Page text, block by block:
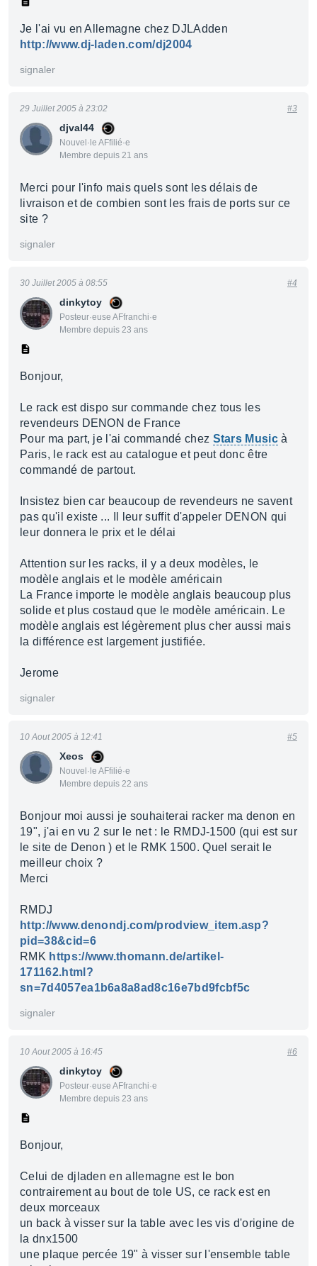
Je l'ai vu en Allemagne chez DJLAdden
http://www.dj-laden.com/dj2004
signaler
djval44
Nouvel·le AFfilié·e
Membre depuis 21 ans
29 Juillet 2005 à 23:02 #3
Merci pour l'info mais quels sont les délais de
livraison et de combien sont les frais de ports sur ce
site ?
signaler
dinkytoy
Posteur·euse AFfranchi·e
Membre depuis 23 ans
30 Juillet 2005 à 08:55 #4
Bonjour,
Le rack est dispo sur commande chez tous les
revendeurs DENON de France
Pour ma part, je l'ai commandé chez Stars Music à
Paris, le rack est au catalogue et peut donc être
commandé de partout.
Insistez bien car beaucoup de revendeurs ne savent
pas qu'il existe ... Il leur suffit d'appeler DENON qui
leur donnera le prix et le délai
Attention sur les racks, il y a deux modèles, le
modèle anglais et le modèle américain
La France importe le modèle anglais beaucoup plus
solide et plus costaud que le modèle américain. Le
modèle anglais est légèrement plus cher aussi mais
la différence est largement justifiée.
Jerome
signaler
Xeos
Nouvel·le AFfilié·e
Membre depuis 22 ans
10 Aout 2005 à 12:41 #5
Bonjour moi aussi je souhaiterai racker ma denon en
19", j'ai en vu 2 sur le net : le RMDJ-1500 (qui est sur
le site de Denon ) et le RMK 1500. Quel serait le
meilleur choix ?
Merci
RMDJ
http://www.denondj.com/prodview_item.asp?
pid=38&cid=6
RMK https://www.thomann.de/artikel-
171162.html?
sn=7d4057ea1b6a8a8ad8c16e7bd9fcbf5c
signaler
dinkytoy
Posteur·euse AFfranchi·e
Membre depuis 23 ans
10 Aout 2005 à 16:45 #6
Bonjour,
Celui de djladen en allemagne est le bon
contrairement au bout de tole US, ce rack est en
deux morceaux
un back à visser sur la table avec les vis d'origine de
la dnx1500
une plaque percée 19" à visser sur l'ensemble table